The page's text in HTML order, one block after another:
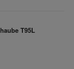
T95L